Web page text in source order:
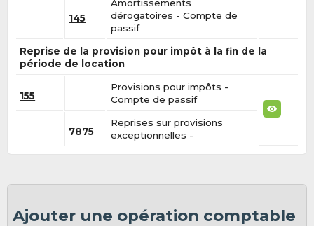
145
Amortissements
dérogatoires - Compte de
passif
Reprise de la provision pour impôt à la fin de la
période de location
155
Provisions pour impôts -
Compte de passif
7875
Reprises sur provisions
exceptionnelles -
Ajouter une opération comptable